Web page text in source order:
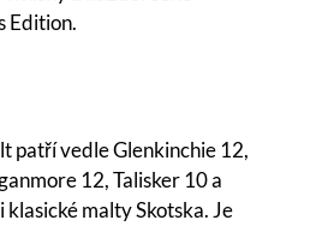
Edition.
patří vedle Glenkinchie 12,
12, Talisker 10 a
malty Skotska. Je